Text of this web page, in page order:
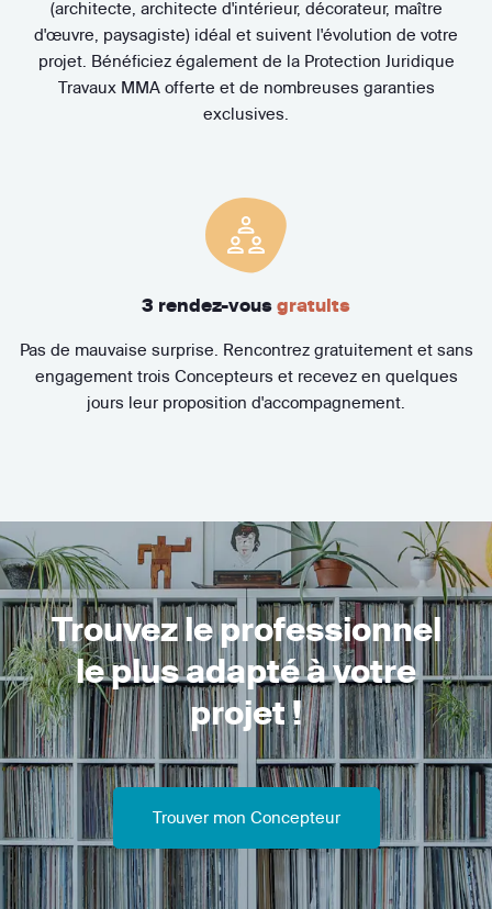
(architecte, architecte d'intérieur, décorateur, maître
d'œuvre, paysagiste) idéal et suivent l'évolution de votre
projet. Bénéficiez également de la Protection Juridique
Travaux MMA offerte et de nombreuses garanties
exclusives.
3 rendez-vous gratuits
Pas de mauvaise surprise. Rencontrez gratuitement et sans
engagement trois Concepteurs et recevez en quelques
jours leur proposition d'accompagnement.
Trouvez le professionnel
le plus adapté à votre
projet !
Trouver mon Concepteur